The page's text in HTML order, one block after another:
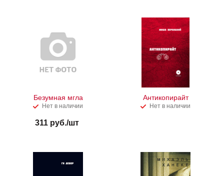
Безумная мгла
Нет в наличии
311 руб./шт
Антикопирайт
Нет в наличии